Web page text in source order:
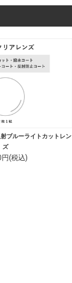
ブルーライトカットレン
ズ
(税込)